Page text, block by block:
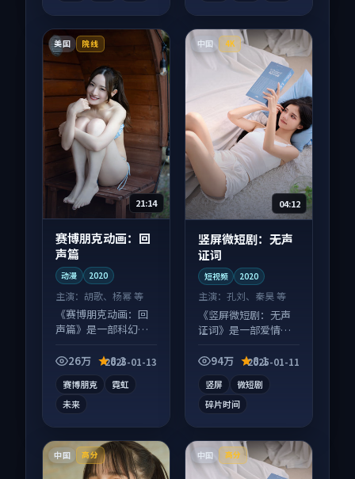
美国 院线
21:14
赛博朋克动画：回
声篇
动漫 2020
主演： 胡歌、杨幂 等
《赛博朋克动画：回
声篇》是一部科幻向
长为内核，情感戏份
26万 8.2
2025-01-13
赛博朋克
霓虹
未来
中国 4K
04:12
竖屏微短剧：无声
证词
短视频 2020
主演：孔刘、秦昊 等
《竖屏微短剧：无声
证词》是一部爱情向
屏端观看，细节更丰
94万 8.1
2025-01-11
竖屏
微短剧
碎片时间
中国 高分 中国 高分